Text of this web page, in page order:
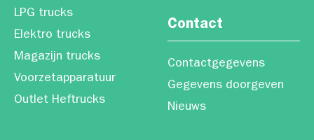
LPG trucks
Elektro trucks
Magazijn trucks
Voorzetapparatuur
Outlet Heftrucks
Contact
Contactgegevens
Gegevens doorgeven
Nieuws